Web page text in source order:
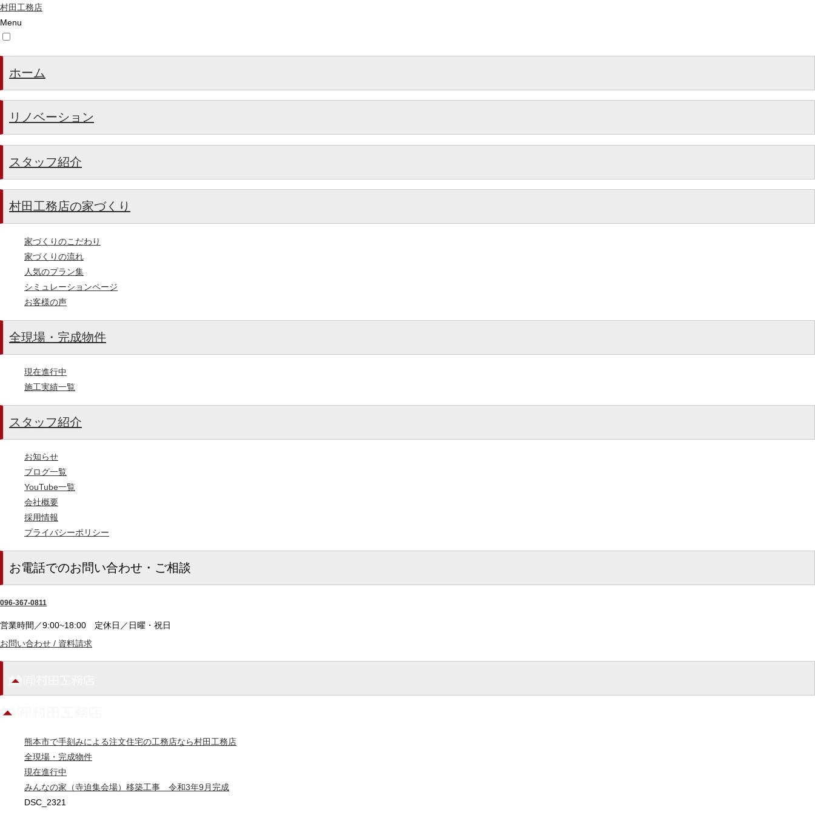
村田工務店
Menu
ホーム
リノベーション
スタッフ紹介
村田工務店の家づくり
家づくりのこだわり
家づくりの流れ
人気のプラン集
シミュレーションページ
お客様の声
全現場・完成物件
現在進行中
施工実績一覧
スタッフ紹介
お知らせ
ブログ一覧
YouTube一覧
会社概要
採用情報
プライバシーポリシー
お電話でのお問い合わせ・ご相談
096-367-0811
営業時間／9:00~18:00 定休日／日曜・祝日
お問い合わせ / 資料請求
熊本市で手刻みによる注文住宅の工務店なら村田工務店
全現場・完成物件
現在進行中
みんなの家（寺迫集会場）移築工事 令和3年9月完成
DSC_2321